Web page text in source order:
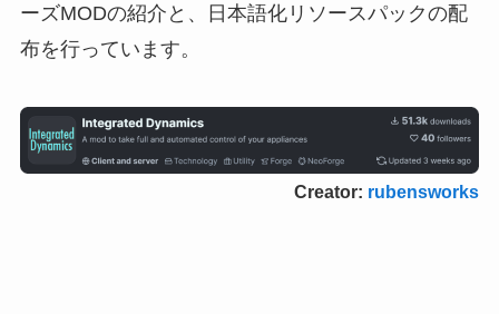
ーズMODの紹介と、日本語化リソースパックの配
布を行っています。
Creator: rubensworks